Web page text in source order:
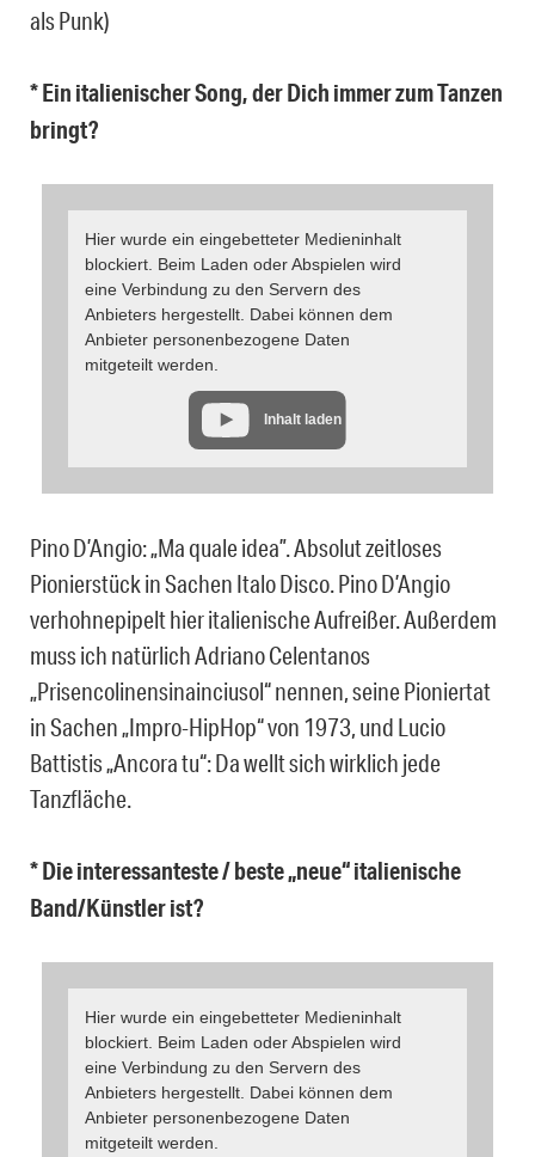
als Punk)
* Ein italienischer Song, der Dich immer zum Tanzen
bringt?
Hier wurde ein eingebetteter Medieninhalt
blockiert. Beim Laden oder Abspielen wird
eine Verbindung zu den Servern des
Anbieters hergestellt. Dabei können dem
Anbieter personenbezogene Daten
mitgeteilt werden.
Inhalt laden
Pino D’Angio: „Ma quale idea”. Absolut zeitloses
Pionierstück in Sachen Italo Disco. Pino D’Angio
verhohnepipelt hier italienische Aufreißer. Außerdem
muss ich natürlich Adriano Celentanos
„Prisencolinensinainciusol“ nennen, seine Pioniertat
in Sachen „Impro-HipHop“ von 1973, und Lucio
Battistis „Ancora tu“: Da wellt sich wirklich jede
Tanzfläche.
* Die interessanteste / beste „neue“ italienische
Band/Künstler ist?
Hier wurde ein eingebetteter Medieninhalt
blockiert. Beim Laden oder Abspielen wird
eine Verbindung zu den Servern des
Anbieters hergestellt. Dabei können dem
Anbieter personenbezogene Daten
mitgeteilt werden.